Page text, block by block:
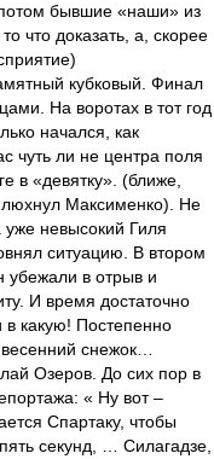
бывшие «наши» из
что доказать, а, скорее
кубковый. Финал
На воротах в тот год
начался, как
чуть ли не центра поля
в «девятку». (ближе,
Максименко). Не
уже невысокий Гиля
ситуацию. В втором
убежали в отрыв и
И время достаточно
какую! Постепенно
снежок…
Озеров. До сих пор в
« Ну вот –
Спартаку, чтобы
секунд, … Силагадзе,